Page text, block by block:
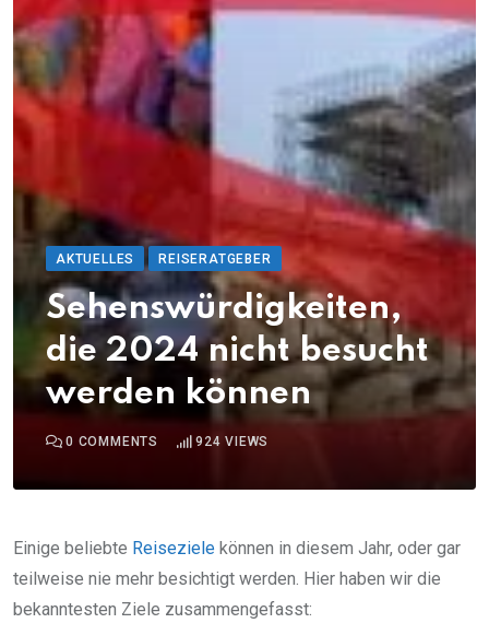
AKTUELLES REISERATGEBER
Sehenswürdigkeiten,
die 2024 nicht besucht
werden können
0 COMMENTS 924 VIEWS
Einige beliebte Reiseziele können in diesem Jahr, oder gar
teilweise nie mehr besichtigt werden. Hier haben wir die
bekanntesten Ziele zusammengefasst: